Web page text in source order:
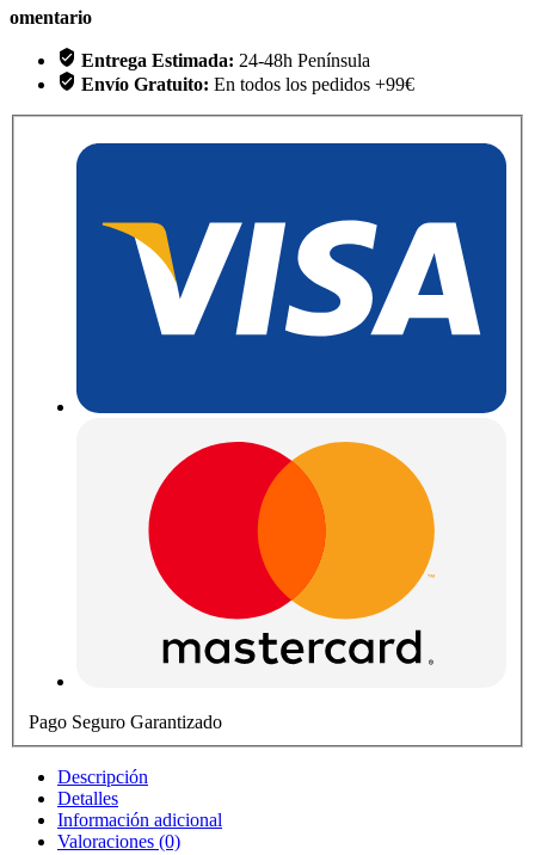
omentario
Entrega Estimada: 24-48h Península
Envío Gratuito: En todos los pedidos +99€
Pago Seguro Garantizado
Descripción
Detalles
Información adicional
Valoraciones (0)